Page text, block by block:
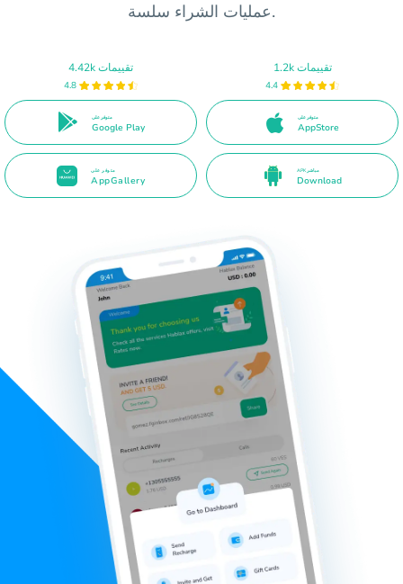
عمليات الشراء سلسة.
4.42k تقييمات
4.8
متوفر على
Google Play
1.2k تقييمات
4.4
متوفر على
AppStore
متوفر على
AppGallery
APK مباشر
Download